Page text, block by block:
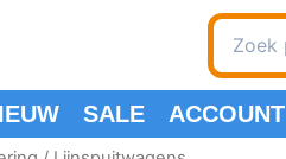
Zoeken
naar:
SALE ACCOUNT